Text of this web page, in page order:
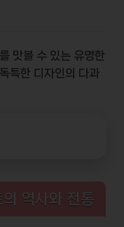
맛볼 수 있는 유명한
특한 디자인의 다과
역사와 전통